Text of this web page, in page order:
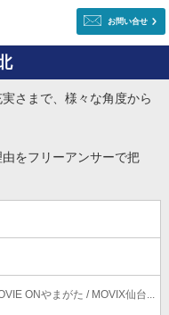
お問い合せ
さまで、様々な角度から
をフリーアンサーで把
ONやまがた / MOVIX仙台...